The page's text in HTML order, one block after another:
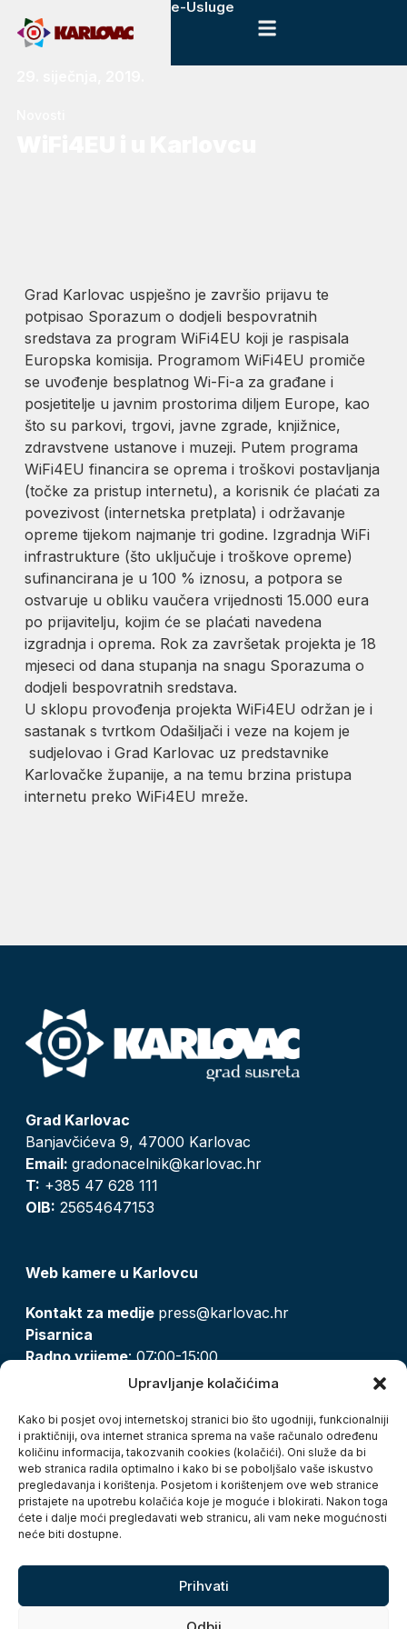
Upravljanje kolačićima
Kako bi posjet ovoj internetskoj stranici bio što ugodniji, funkcionalniji
i praktičniji, ova internet stranica sprema na vaše računalo određenu
količinu informacija, takozvanih cookies (kolačići). Oni služe da bi
web stranica radila optimalno i kako bi se poboljšalo vaše iskustvo
pregledavanja i korištenja. Posjetom i korištenjem ove web stranice
pristajete na upotrebu kolačića koje je moguće i blokirati. Nakon toga
ćete i dalje moći pregledavati web stranicu, ali vam neke mogućnosti
neće biti dostupne.
Prihvati
e-Usluge
Grad Karlovac uspješno je završio prijavu te
potpisao Sporazum o dodjeli bespovratnih
sredstava za program WiFi4EU koji je raspisala
Europska komisija. Programom WiFi4EU promiče
se uvođenje besplatnog Wi-Fi-a za građane i
posjetitelje u javnim prostorima diljem Europe, kao
što su parkovi, trgovi, javne zgrade, knjižnice,
zdravstvene ustanove i muzeji. Putem programa
WiFi4EU financira se oprema i troškovi postavljanja
(točke za pristup internetu), a korisnik će plaćati za
povezivost (internetska pretplata) i održavanje
opreme tijekom najmanje tri godine. Izgradnja WiFi
infrastrukture (što uključuje i troškove opreme)
sufinancirana je u 100 % iznosu, a potpora se
ostvaruje u obliku vaučera vrijednosti 15.000 eura
po prijavitelju, kojim će se plaćati navedena
izgradnja i oprema. Rok za završetak projekta je 18
mjeseci od dana stupanja na snagu Sporazuma o
dodjeli bespovratnih sredstava.
U sklopu provođenja projekta WiFi4EU održan je i
sastanak s tvrtkom Odašiljači i veze na kojem je
sudjelovao i Grad Karlovac uz predstavnike
Karlovačke županije, a na temu brzina pristupa
internetu preko WiFi4EU mreže.
Grad Karlovac
Banjavčićeva 9, 47000 Karlovac
Email: gradonacelnik@karlovac.hr
T: +385 47 628 111
OIB: 25654647153
Web kamere u Karlovcu
Kontakt za medije press@karlovac.hr
Pisarnica
Radno vrijeme: 07:00-15:00
pisarnica@karlovac.hr
Zaštita osobnih podataka
Pristup informacijama
Kolačići
Izjava o pristupačnosti
Turistička zajednica grada Karlovca